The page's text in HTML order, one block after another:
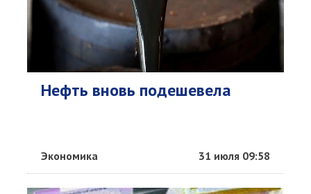
Нефть вновь подешевела
Экономика 31 июля 09:58